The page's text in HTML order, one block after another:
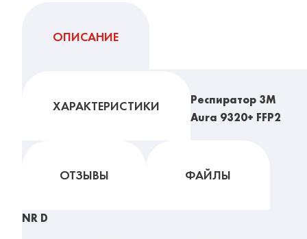
ОПИСАНИЕ
ХАРАКТЕРИСТИКИ
ОТЗЫВЫ ФАЙЛЫ
Респиратор 3М
Aura 9320+ FFP2
NR D